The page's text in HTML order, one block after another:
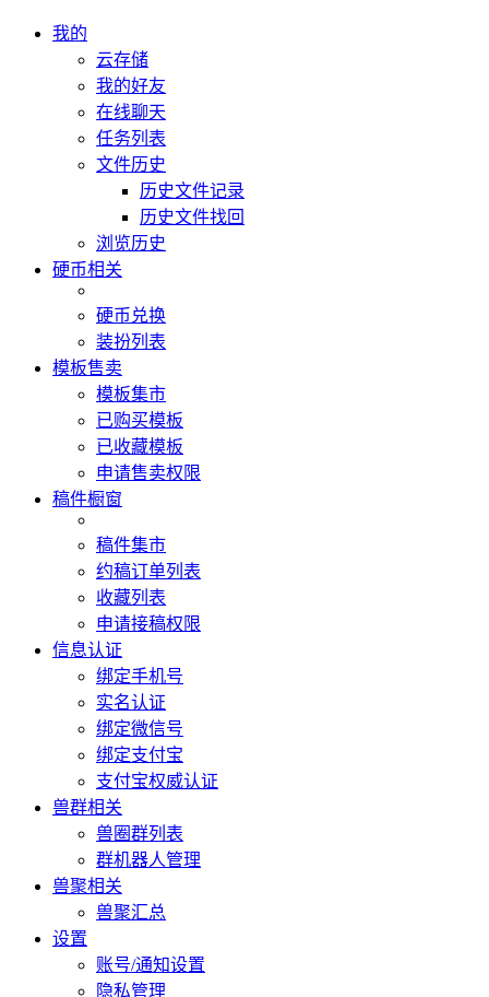
我的
云存储
我的好友
在线聊天
任务列表
文件历史
历史文件记录
历史文件找回
浏览历史
硬币相关
硬币兑换
装扮列表
模板售卖
模板集市
已购买模板
已收藏模板
申请售卖权限
稿件橱窗
稿件集市
约稿订单列表
收藏列表
申请接稿权限
信息认证
绑定手机号
实名认证
绑定微信号
绑定支付宝
支付宝权威认证
兽群相关
兽圈群列表
群机器人管理
兽聚相关
兽聚汇总
设置
账号/通知设置
隐私管理